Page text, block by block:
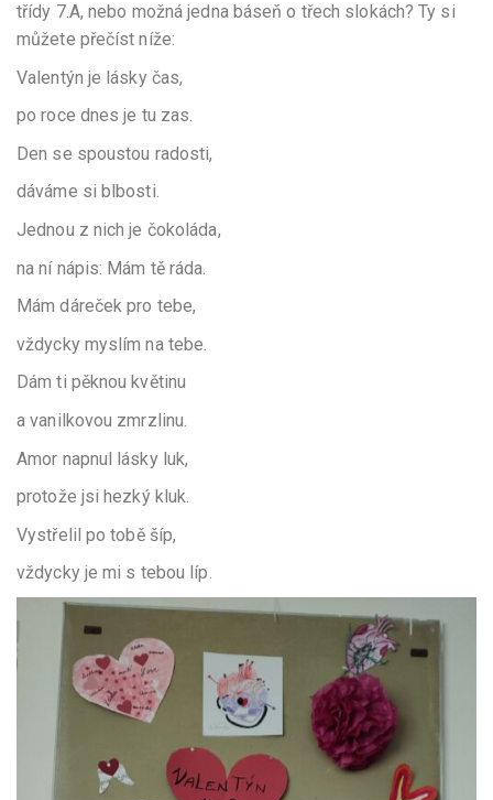
třídy 7.A, nebo možná jedna báseň o třech slokách? Ty si
můžete přečíst níže:
Valentýn je lásky čas,
po roce dnes je tu zas.
Den se spoustou radosti,
dáváme si blbosti.
Jednou z nich je čokoláda,
na ní nápis: Mám tě ráda.
Mám dáreček pro tebe,
vždycky myslím na tebe.
Dám ti pěknou květinu
a vanilkovou zmrzlinu.
Amor napnul lásky luk,
protože jsi hezký kluk.
Vystřelil po tobě šíp,
vždycky je mi s tebou líp.